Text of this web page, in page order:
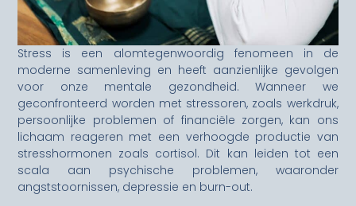
Stress is een alomtegenwoordig fenomeen in de
moderne samenleving en heeft aanzienlijke gevolgen
voor onze mentale gezondheid. Wanneer we
geconfronteerd worden met stressoren, zoals werkdruk,
persoonlijke problemen of financiële zorgen, kan ons
lichaam reageren met een verhoogde productie van
stresshormonen zoals cortisol. Dit kan leiden tot een
scala aan psychische problemen, waaronder
angststoornissen, depressie en burn-out.